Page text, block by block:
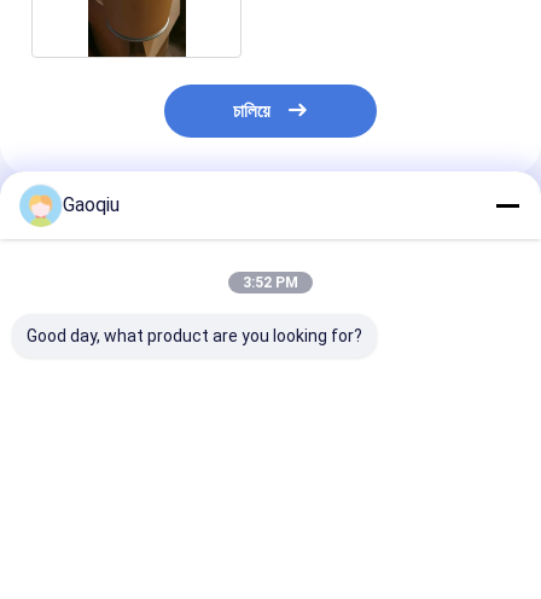
চালিয়ে
প্রস্তাবিত পণ্য
Gaoqiu
3:52 PM
Good day, what product are you looking for?